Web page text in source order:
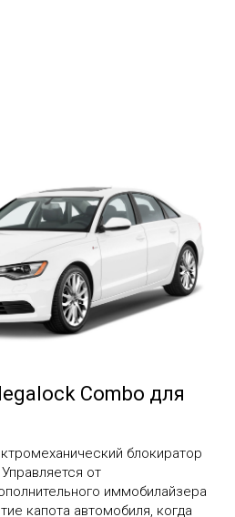
Combo для
блокиратор
от
иммобилайзера
капота автомобиля, когда